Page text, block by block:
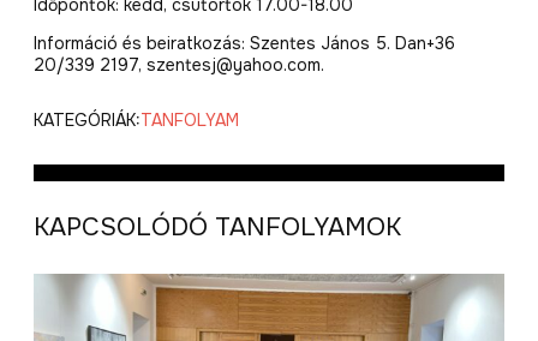
Időpontok: kedd, csütörtök 17.00-18.00
Információ és beiratkozás: Szentes János 5. Dan+36
20/339 2197, szentesj@yahoo.com.
KATEGÓRIÁK:TANFOLYAM
KAPCSOLÓDÓ TANFOLYAMOK